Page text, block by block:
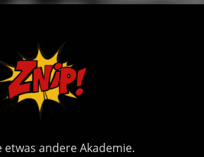
etwas andere Akademie.